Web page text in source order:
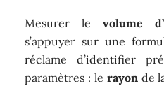
Mesurer levolume
s’appuyer sur une
réclame d’identifier
paramètres : le rayonde